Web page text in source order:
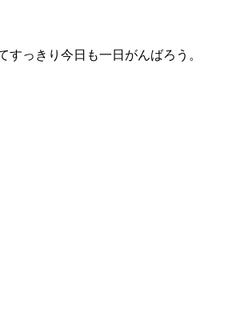
っきり今日も一日がんばろう。